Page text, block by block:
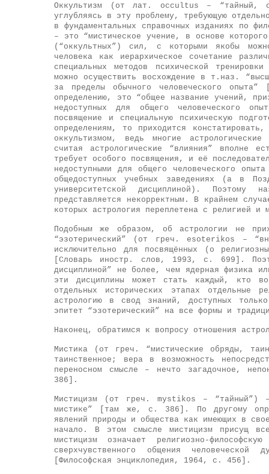
Оккультизм (от лат. occultus – “тайный,
углубляясь в эту проблему, требующую
в фундаментальных справочных изданиях по
– это “мистическое учение, в основе
(“оккультных”) сил, с которыми якобы
человека как иерархическое сочетание
специальных методов психической
можно осуществить восхождение в т.наз.
за пределы обычного человеческого
определению, это “общее название учений,
недоступных для общего человеческого
посвящение и специальную психическую
определениям, то приходится
оккультизмом, ведь многие
считая астрологические “влияния” вполне
требует особого посвящения, и её
недоступными для общего человеческого
общедоступных учебных заведениях (а в
университетской дисциплиной). Поэтому
представляется некорректным. В крайнем
которых астрология переплетена с религией и
Подобным же образом, об астрологии не
“эзотерический” (от греч. esoterikos –
исключительно для посвящённых (о
[Словарь иностр. слов, 1993, с. 699].
дисциплиной” не более, чем ядерная физика
эти дисциплины может стать каждый, кто
отдельных исторических этапах отдельные
астрологию в свод знаний, доступных
эпитет “эзотерический” на все формы и
Наконец, обратимся к вопросу отношения
Мистика (от греч. “мистические обряды,
таинственное; вера в возможность
переносном смысле – нечто загадочное,
386].
Мистицизм (от греч. mystikos – “тайный”) –
мистике” [там же, с. 386]. По другому
явлений природы и общества как имеющих в
начало. В этом смысле мистицизм присущ
мистицизм означает религиозно-
сверхчувственного общения
[Философская энциклопедия, 1964, с. 456].